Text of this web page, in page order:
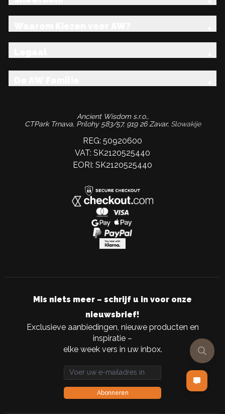
Ancient Wisdom s.r.o.,
CTPark Trnava, Prílohy 583/57, 919 26 Zavar, Slowakije
REG: 50920600
VAT: SK2120525440
EORI: SK2120525440
Mis niets meer – schrijf u in voor onze
nieuwsbrief!
Exclusieve aanbiedingen, nieuwe producten en
inspiratie –
elke week vers in uw inbox.
Email address
Abonneren